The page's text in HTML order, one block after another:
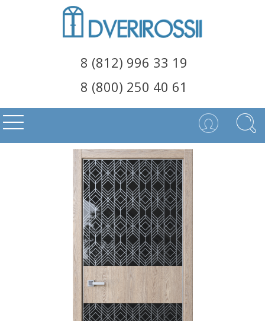
8 (812) 996 33 19
8 (800) 250 40 61